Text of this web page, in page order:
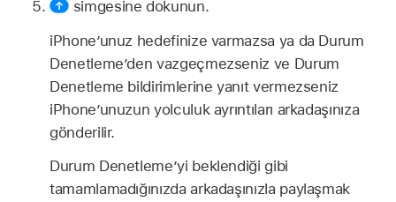
simgesine dokunun.
iPhone’unuz hedefinize varmazsa ya da Durum
Denetleme’den vazgeçmezseniz ve Durum
Denetleme bildirimlerine yanıt vermezseniz
iPhone’unuzun yolculuk ayrıntıları arkadaşınıza
gönderilir.
Durum Denetleme’yi beklendiği gibi
tamamlamadığınızda arkadaşınızla paylaşmak